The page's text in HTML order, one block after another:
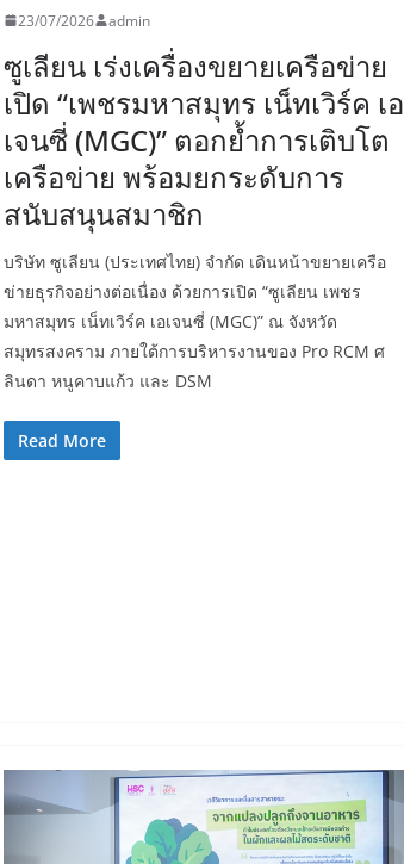
23/07/2026 admin
ซูเลียน เร่งเครื่องขยายเครือข่าย
เปิด “เพชรมหาสมุทร เน็ทเวิร์ค เอ
เจนซี่ (MGC)” ตอกย้ำการเติบโต
เครือข่าย พร้อมยกระดับการ
สนับสนุนสมาชิก
บริษัท ซูเลียน (ประเทศไทย) จำกัด เดินหน้าขยายเครือ
ข่ายธุรกิจอย่างต่อเนื่อง ด้วยการเปิด “ซูเลียน เพชร
มหาสมุทร เน็ทเวิร์ค เอเจนซี่ (MGC)” ณ จังหวัด
สมุทรสงคราม ภายใต้การบริหารงานของ Pro RCM ศ
ลินดา หนูคาบแก้ว และ DSM
Read More